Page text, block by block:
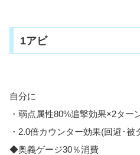
1アビ
自分に
・弱点属性80%追撃効果×2ター
・2.0倍カウンター効果(回避･
◆奥義ゲージ30％消費